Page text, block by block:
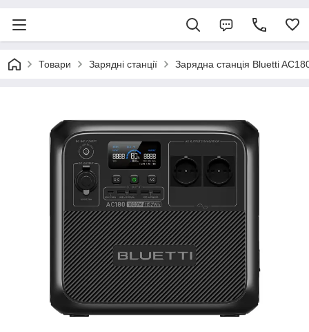
Товари Зарядні станції Зарядна станція Bluetti